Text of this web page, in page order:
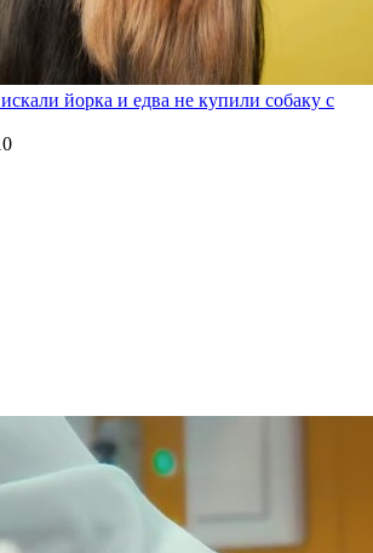
йорка и едва не купили собаку с